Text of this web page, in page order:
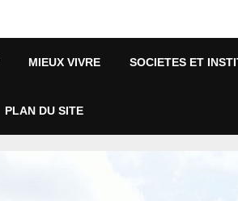
MIEUX VIVRE SOCIETES ET
PLAN DU SITE